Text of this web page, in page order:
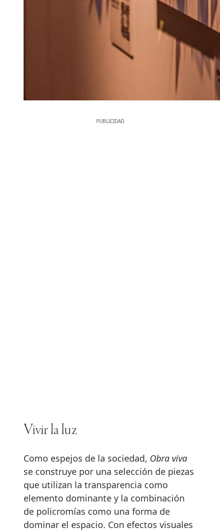
Vivir la luz
Como espejos de la sociedad, Obra viva
se construye por una selección de piezas
que utilizan la transparencia como
elemento dominante y la combinación
de policromías como una forma de
dominar el espacio. Con efectos visuales